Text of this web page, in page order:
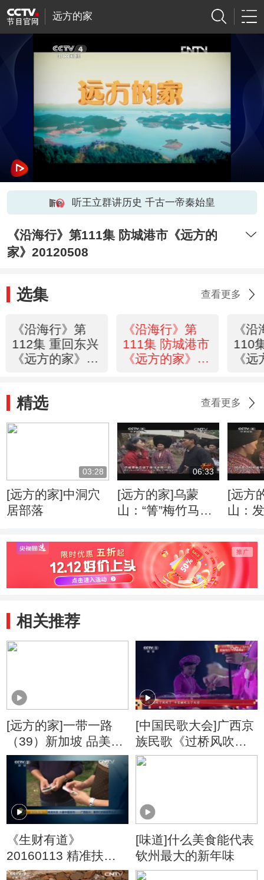
远方的家
听王立群讲历史 千古一帝秦始皇
《沿海行》第111集 防城港市《远方的
家》20120508
选集 查看更多
《沿海行》第
112集 重回东兴
《远方的家》
《沿海行》第
111集 防城港市
《远方的家》
《
110
《
精选 查看更多
03:28
[远方的家]中洞穴
居部落
06:33
[远方的家]乌蒙
山：“箐”梅竹马的
[远方
山：
相关推荐
[远方的家]一带一路
（39）新加坡 品美味
菱形蛋挞
[中国民歌大会]广西京
族民歌《过桥风吹》
演唱：东兴市哈妹组
《生财有道》
20160113 精准扶贫
小康中国系列——广
[味道]什么美食能代表
钦州最大的新年味